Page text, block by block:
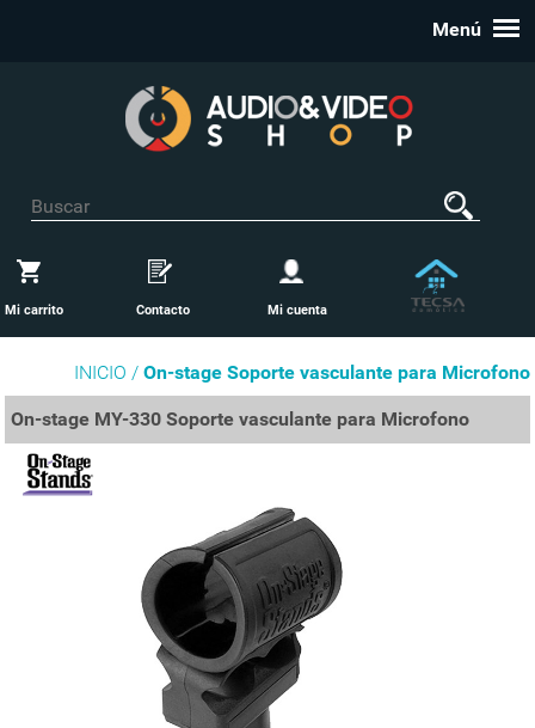
Menú
Mi carrito Contacto Mi cuenta
INICIO / On-stage Soporte vasculante para Microfono
On-stage MY-330 Soporte vasculante para Microfono